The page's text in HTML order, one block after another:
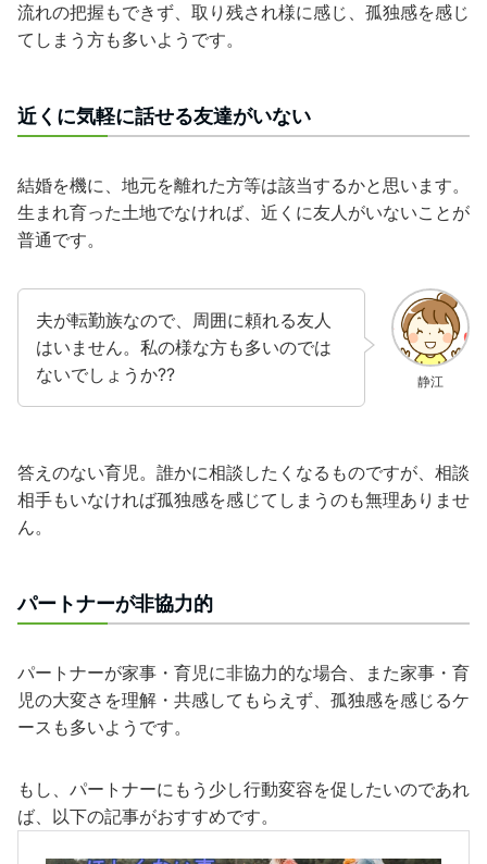
流れの把握もできず、取り残され様に感じ、孤独感を感じ
てしまう方も多いようです。
近くに気軽に話せる友達がいない
結婚を機に、地元を離れた方等は該当するかと思います。
生まれ育った土地でなければ、近くに友人がいないことが
普通です。
静江
夫が転勤族なので、周囲に頼れる友人
はいません。私の様な方も多いのでは
ないでしょうか??
答えのない育児。誰かに相談したくなるものですが、相談
相手もいなければ孤独感を感じてしまうのも無理ありませ
ん。
パートナーが非協力的
パートナーが家事・育児に非協力的な場合、また家事・育
児の大変さを理解・共感してもらえず、孤独感を感じるケ
ースも多いようです。
もし、パートナーにもう少し行動変容を促したいのであれ
ば、以下の記事がおすすめです。